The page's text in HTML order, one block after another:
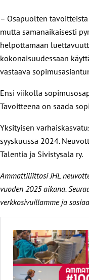
– Osapuolten
mutta samanaikaisesti
helpottamaan
kokonaisuudessaan
vastaava
Ensi viikolla
Tavoitteena on saada
Yksityisen
syyskuussa 2024.
Talentia ja Sivistysala ry.
Ammattiliittosi JHL
vuoden 2025 aikana.
verkkosivuillamme ja